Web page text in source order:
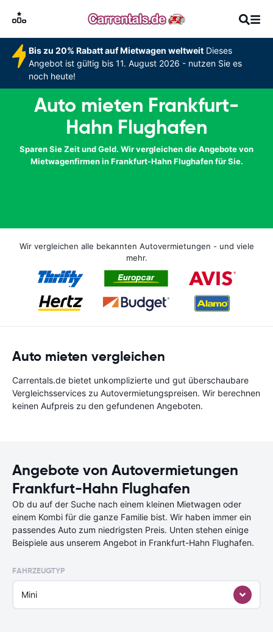
Bis zu 20% Rabatt auf Mietwagen weltweitDieses
Angebot ist gültig bis 11. August 2026 - nutzen Sie es
noch heute!
Auto mieten Frankfurt-
Hahn Flughafen
Sparen Sie Zeit und Geld. Wir vergleichen die Angebote von
Mietwagenfirmen in Frankfurt-Hahn Flughafen für Sie.
Wir vergleichen alle bekannten Autovermietungen - und viele
mehr.
Auto mieten vergleichen
Carrentals.de bietet unkomplizierte und gut überschaubare
Vergleichsservices zu Autovermietungspreisen. Wir berechnen
keinen Aufpreis zu den gefundenen Angeboten.
Angebote von Autovermietungen
Frankfurt-Hahn Flughafen
Ob du auf der Suche nach einem kleinen Mietwagen oder
einem Kombi für die ganze Familie bist. Wir haben immer ein
passendes Auto zum niedrigsten Preis. Unten stehen einige
Beispiele aus unserem Angebot in Frankfurt-Hahn Flughafen.
FAHRZEUGTYP
Mini